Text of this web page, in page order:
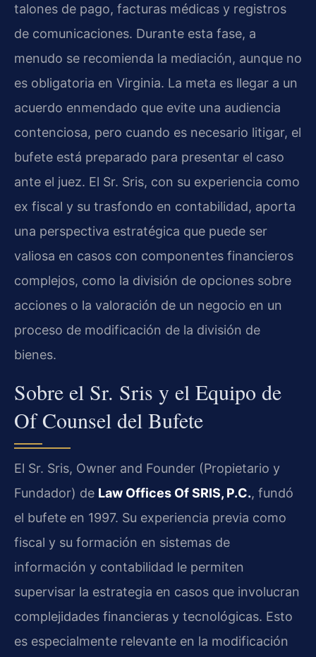
talones de pago, facturas médicas y registros
de comunicaciones. Durante esta fase, a
menudo se recomienda la mediación, aunque no
es obligatoria en Virginia. La meta es llegar a un
acuerdo enmendado que evite una audiencia
contenciosa, pero cuando es necesario litigar, el
bufete está preparado para presentar el caso
ante el juez. El Sr. Sris, con su experiencia como
ex fiscal y su trasfondo en contabilidad, aporta
una perspectiva estratégica que puede ser
valiosa en casos con componentes financieros
complejos, como la división de opciones sobre
acciones o la valoración de un negocio en un
proceso de modificación de la división de
bienes.
Sobre el Sr. Sris y el Equipo de
Of Counsel del Bufete
El Sr. Sris, Owner and Founder (Propietario y
Fundador) de Law Offices Of SRIS, P.C., fundó
el bufete en 1997. Su experiencia previa como
fiscal y su formación en sistemas de
información y contabilidad le permiten
supervisar la estrategia en casos que involucran
complejidades financieras y tecnológicas. Esto
es especialmente relevante en la modificación